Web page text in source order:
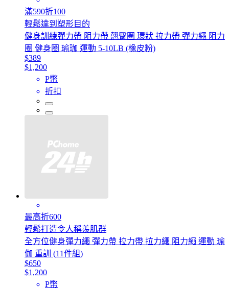
滿590折100
輕鬆達到塑形目的
健身訓練彈力帶 阻力帶 翹臀圈 環狀 拉力帶 彈力繩 阻力
圈 健身圈 瑜珈 運動 5-10LB (橡皮粉)
$389
$1,200
P幣
折扣
最高折600
輕鬆打造令人稱羨肌群
全方位健身彈力繩 彈力帶 拉力帶 拉力繩 阻力繩 運動 瑜
伽 重訓 (11件組)
$650
$1,200
P幣